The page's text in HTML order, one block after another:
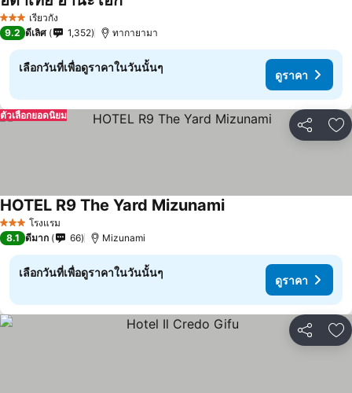
3 ดาว เรียวกัง
9.2 ดีเลิศ 1,352 ทากายามา
เลือกวันที่เพื่อดูราคาในวันนั้นๆ
ดูราคา
แชร์ เ
ตัวเลือกยอดนิยม
3 ดาว โรงแรม
HOTEL R9 The Yard Mizunami
8.1 ดีมาก 66 Mizunami
เลือกวันที่เพื่อดูราคาในวันนั้นๆ
ดูราคา
แชร์ เ